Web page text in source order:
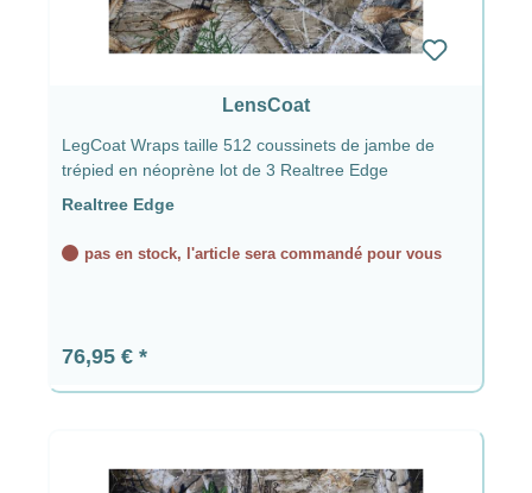
LensCoat
LegCoat Wraps taille 512 coussinets de jambe de
trépied en néoprène lot de 3 Realtree Edge
Realtree Edge
pas en stock, l'article sera commandé pour vous
Prix régulier :
76,95 €